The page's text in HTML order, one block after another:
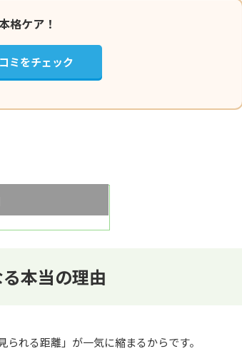
格ケア！
ミをチェック
本当の理由
れる距離」が一気に縮まるからです。